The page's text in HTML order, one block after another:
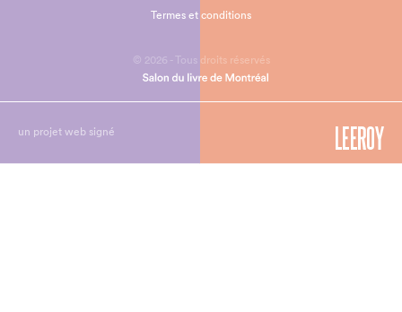
© 2026 - Tous droits réservés
Termes et conditions
un projet web signé